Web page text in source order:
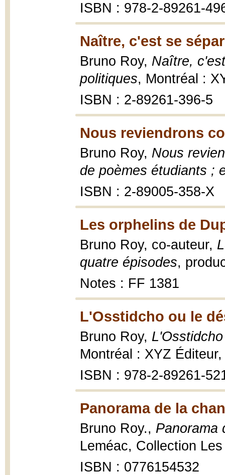
ISBN : 978-2-89261-
Naître, c'est se
Bruno Roy, Naître,
politiques, Montréal :
ISBN : 2-89261-396-5
Nous reviendrons
Bruno Roy, Nous
de poèmes étudiants ;
ISBN : 2-89005-358-X
Les orphelins de
Bruno Roy, co-auteur,
quatre épisodes,
Notes : FF 1381
L'Osstidcho ou le
Bruno Roy,
Montréal : XYZ
ISBN : 978-2-89261-
Panorama de la
Bruno Roy., Panorama
Leméac, Collection
ISBN : 0776154532